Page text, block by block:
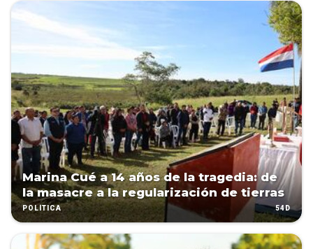
Marina Cué a 14 años de la tragedia: de
la masacre a la regularización de tierras
POLÍTICA 54D